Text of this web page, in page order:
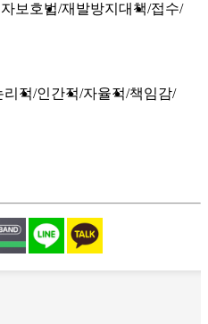
보호법 재발방지대책 접수
리적 인간적 자율적 책임감